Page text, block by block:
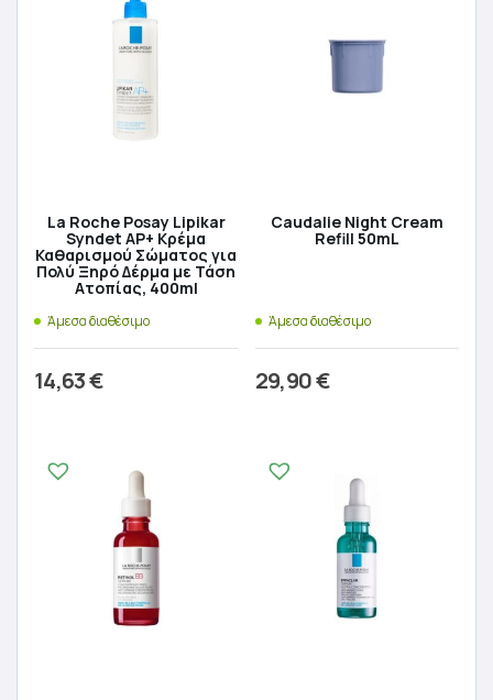
La Roche Posay Lipikar
Syndet AP+ Κρέμα
Καθαρισμού Σώματος για
Πολύ Ξηρό Δέρμα με Τάση
Ατοπίας, 400ml
Άμεσα διαθέσιμο
14,63€
Caudalie Night Cream
Refill 50mL
Άμεσα διαθέσιμο
29,90€